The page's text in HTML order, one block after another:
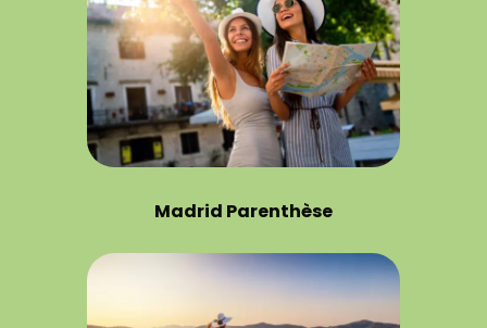
Madrid Parenthèse